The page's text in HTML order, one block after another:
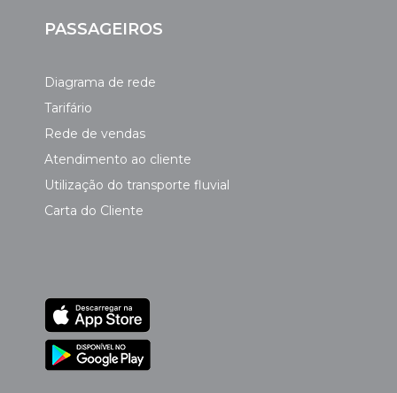
PASSAGEIROS
Diagrama de rede
Tarifário
Rede de vendas
Atendimento ao cliente
Utilização do transporte fluvial
Carta do Cliente